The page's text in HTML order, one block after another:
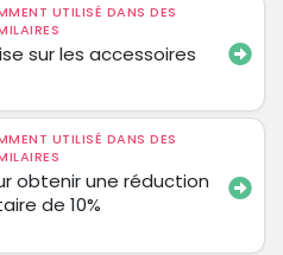
UTILISÉ DANS DES
sur les accessoires
UTILISÉ DANS DES
obtenir une réduction
de 10%